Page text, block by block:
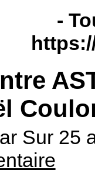
-
Sur 25